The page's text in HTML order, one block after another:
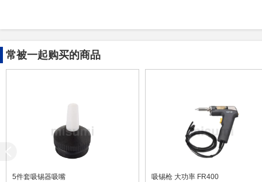
常被一起购买的商品
5件套吸锡器吸嘴
吸锡枪 大功率 FR400